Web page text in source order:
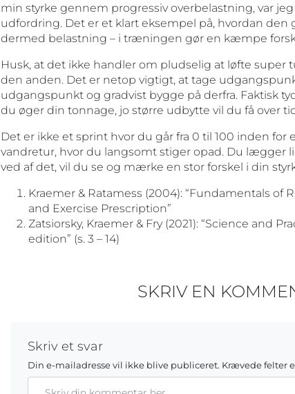
min styrke gennem progressiv overbelastning, var
udfordring. Det er et klart eksempel på, hvordan den
dermed belastning – i træningen gør en kæmpe
Husk, at det ikke handler om pludselig at løfte
den anden. Det er netop vigtigt, at tage
udgangspunkt og gradvist bygge på derfra. Faktisk
du øger din tonnage, jo større udbytte vil du få over
Det er ikke et sprint hvor du går fra 0 til 100 inden for
vandretur, hvor du langsomt stiger opad. Du lægger
ved af det, vil du se og mærke en stor forskel i din
Kraemer & Ratamess (2004): “Fundamentals of
and Exercise Prescription”
Zatsiorsky, Kraemer & Fry (2021): “Science and
edition” (s. 3 – 14)
SKRIV EN
Skriv et svar
Din e-mailadresse vil ikke blive publiceret. Krævede felter